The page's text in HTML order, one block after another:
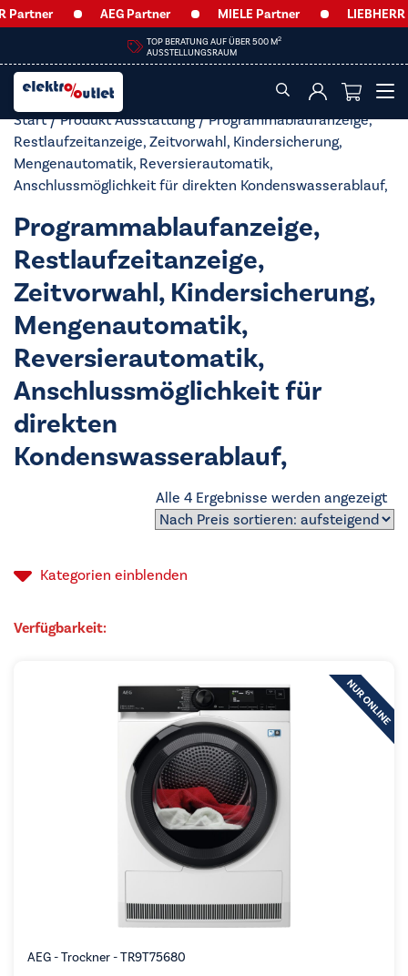
AEG Partner MIELE Partner LIEBHERR
TOP BERATUNG AUF ÜBER 500 M2
AUSSTELLUNGSRAUM
Start/ Produkt Ausstattung / Programmablaufanzeige,
Restlaufzeitanzeige, Zeitvorwahl, Kindersicherung,
Mengenautomatik, Reversierautomatik,
Anschlussmöglichkeit für direkten Kondenswasserablauf,
Programmablaufanzeige,
Restlaufzeitanzeige,
Zeitvorwahl, Kindersicherung,
Mengenautomatik,
Reversierautomatik,
Anschlussmöglichkeit für
direkten
Kondenswasserablauf,
Alle 4 Ergebnisse werden angezeigt
Kategorien einblenden
Verfügbarkeit:
AEG - Trockner - TR9T75680